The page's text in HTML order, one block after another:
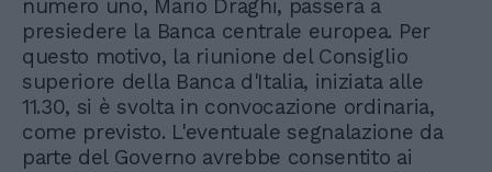
numero uno, Mario Draghi, passerà a
presiedere la Banca centrale europea. Per
questo motivo, la riunione del Consiglio
superiore della Banca d'Italia, iniziata alle
11.30, si è svolta in convocazione ordinaria,
come previsto. L'eventuale segnalazione da
parte del Governo avrebbe consentito ai